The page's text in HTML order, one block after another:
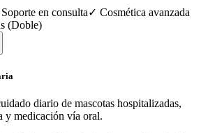
Soporte en consulta✓ Cosmética avanzada
(Doble)
diario de mascotas hospitalizadas,
y medicación vía oral.